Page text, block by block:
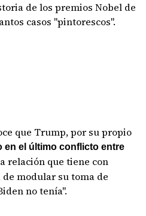
de los premios Nobel de
casos "pintorescos".
que Trump, por su propio
en el último conflicto entre
relación que tiene con
modular su toma de
no tenía".